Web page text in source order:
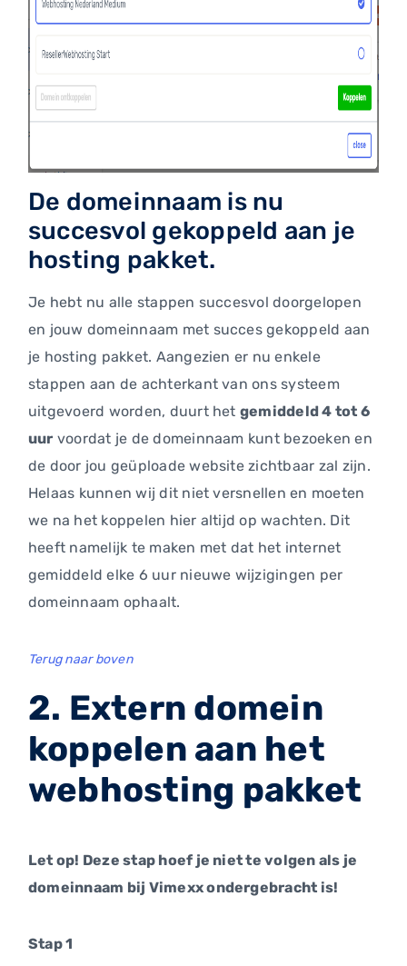
De domeinnaam is nu
succesvol gekoppeld aan je
hosting pakket.
Je hebt nu alle stappen succesvol doorgelopen
en jouw domeinnaam met succes gekoppeld aan
je hosting pakket. Aangezien er nu enkele
stappen aan de achterkant van ons systeem
uitgevoerd worden, duurt het gemiddeld 4 tot 6
uur voordat je de domeinnaam kunt bezoeken en
de door jou geüploade website zichtbaar zal zijn.
Helaas kunnen wij dit niet versnellen en moeten
we na het koppelen hier altijd op wachten. Dit
heeft namelijk te maken met dat het internet
gemiddeld elke 6 uur nieuwe wijzigingen per
domeinnaam ophaalt.
Terug naar boven
2. Extern domein
koppelen aan het
webhosting pakket
Let op! Deze stap hoef je niet te volgen als je
domeinnaam bij Vimexx ondergebracht is!
Stap 1